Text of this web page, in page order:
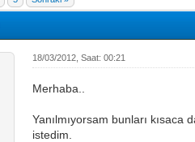
18/03/2012, Saat: 00:21
Merhaba..
Yanılmıyorsam bunları kısaca
istedim.